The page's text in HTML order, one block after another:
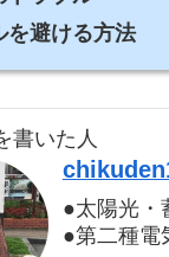
を避ける方法
書いた人
●太陽光・
●第二種電